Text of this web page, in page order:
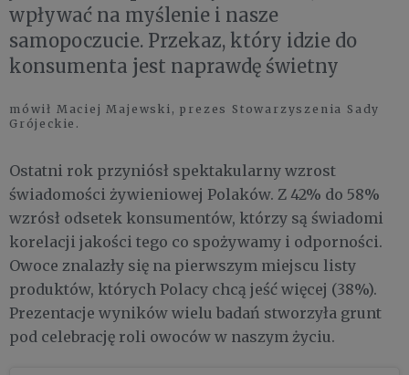
wpływać na myślenie i nasze
samopoczucie. Przekaz, który idzie do
konsumenta jest naprawdę świetny
mówił Maciej Majewski, prezes Stowarzyszenia Sady
Grójeckie.
Ostatni rok przyniósł spektakularny wzrost
świadomości żywieniowej Polaków. Z 42% do 58%
wzrósł odsetek konsumentów, którzy są świadomi
korelacji jakości tego co spożywamy i odporności.
Owoce znalazły się na pierwszym miejscu listy
produktów, których Polacy chcą jeść więcej (38%).
Prezentacje wyników wielu badań stworzyła grunt
pod celebrację roli owoców w naszym życiu.